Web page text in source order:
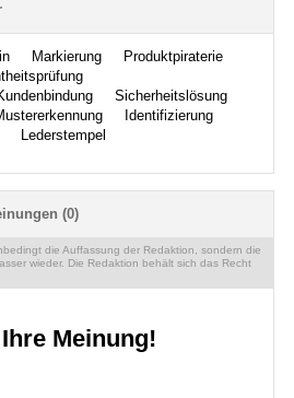
Markierung
Produktpiraterie
Sicherheitslösung
Identifizierung
Lederstempel
(0)
die Auffassung der Redaktion, sondern die
wieder. Die Redaktion behält sich das Recht
Meinung!